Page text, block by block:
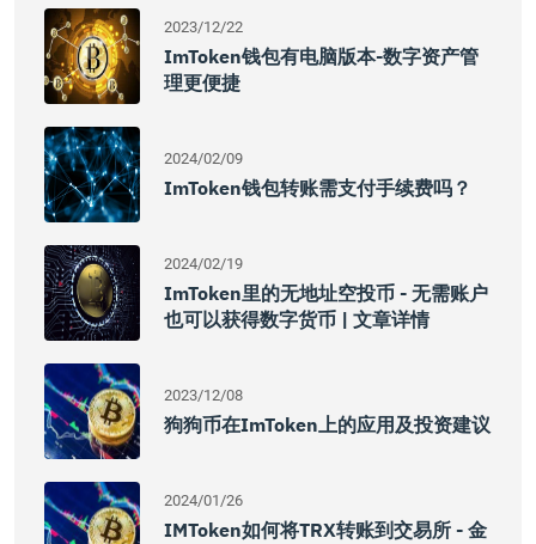
2023/12/22
ImToken钱包有电脑版本-数字资产管
理更便捷
2024/02/09
ImToken钱包转账需支付手续费吗？
2024/02/19
ImToken里的无地址空投币 - 无需账户
也可以获得数字货币 | 文章详情
2023/12/08
狗狗币在imToken上的应用及投资建议
2024/01/26
IMToken如何将TRX转账到交易所 - 金